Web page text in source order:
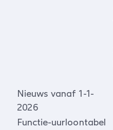
Nieuws vanaf 1-1-
2026
Functie-uurloontabel